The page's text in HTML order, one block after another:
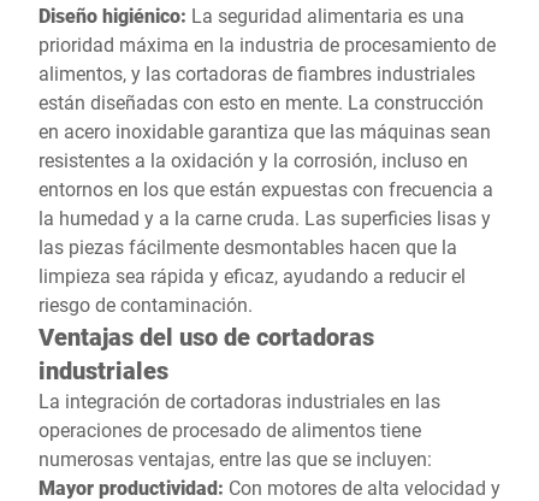
Diseño higiénico: La seguridad alimentaria es una
prioridad máxima en la industria de procesamiento de
alimentos, y las cortadoras de fiambres industriales
están diseñadas con esto en mente. La construcción
en acero inoxidable garantiza que las máquinas sean
resistentes a la oxidación y la corrosión, incluso en
entornos en los que están expuestas con frecuencia a
la humedad y a la carne cruda. Las superficies lisas y
las piezas fácilmente desmontables hacen que la
limpieza sea rápida y eficaz, ayudando a reducir el
riesgo de contaminación.
Ventajas del uso de cortadoras
industriales
La integración de cortadoras industriales en las
operaciones de procesado de alimentos tiene
numerosas ventajas, entre las que se incluyen:
Mayor productividad: Con motores de alta velocidad y